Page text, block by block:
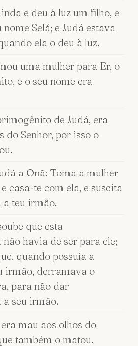
e deu à luz um filho, e
nome Selá; e Judá estava
ela o deu à luz.
uma mulher para Er, o
e o seu nome era
de Judá, era
do Senhor, por isso o
a Onã: Toma a mulher
casa-te com ela, e suscita
a teu irmão.
que esta
não havia de ser para ele;
quando possuía a
irmão, derramava o
para não dar
a seu irmão.
mau aos olhos do
também o matou.